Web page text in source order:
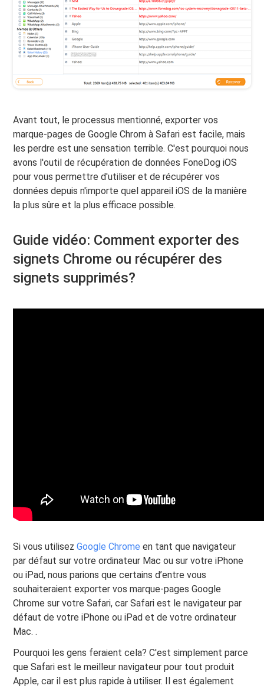
Avant tout, le processus mentionné, exporter vos
marque-pages de Google Chrom à Safari est facile, mais
les perdre est une sensation terrible. C'est pourquoi nous
avons l'outil de récupération de données FoneDog iOS
pour vous permettre d'utiliser et de récupérer vos
données depuis n'importe quel appareil iOS de la manière
la plus sûre et la plus efficace possible.
Guide vidéo: Comment exporter des
signets Chrome ou récupérer des
signets supprimés?
Si vous utilisezGoogle Chromeen tant que navigateur
par défaut sur votre ordinateur Mac ou sur votre iPhone
ou iPad, nous parions que certains d’entre vous
souhaiteraient exporter vos marque-pages Google
Chrome sur votre Safari, car Safari est le navigateur par
défaut de votre iPhone ou iPad et de votre ordinateur
Mac. .
Pourquoi les gens feraient cela? C'est simplement parce
que Safari est le meilleur navigateur pour tout produit
Apple, car il est plus rapide à utiliser. Il est également